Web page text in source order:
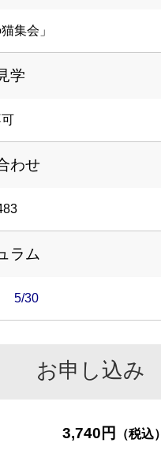
集会」
学
わせ
ラム
5/30
お申し込み
3,740円 （税込）